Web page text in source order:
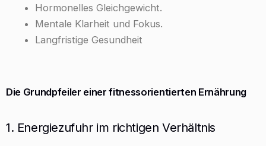
Hormonelles Gleichgewicht.
Mentale Klarheit und Fokus.
Langfristige Gesundheit
Die Grundpfeiler einer fitnessorientierten Ernährung
1. Energiezufuhr im richtigen Verhältnis